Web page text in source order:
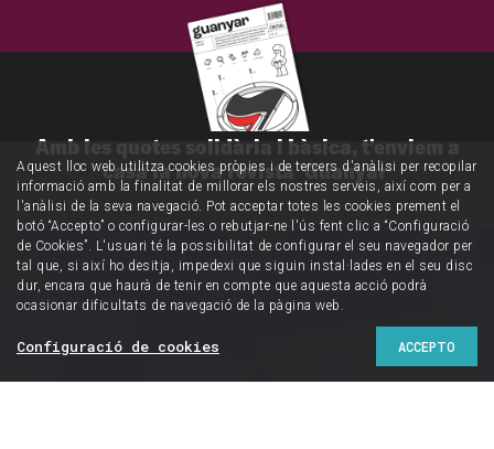
Amb les quotes solidària i bàsica, t'enviem a
casa la nova revista 'Guanyar'
Aquest lloc web utilitza cookies pròpies i de tercers d'anàlisi per recopilar
informació amb la finalitat de millorar els nostres serveis, així com per a
l'anàlisi de la seva navegació. Pot acceptar totes les cookies prement el
botó “Accepto” o configurar-les o rebutjar-ne l'ús fent clic a “Configuració
de Cookies”. L'usuari té la possibilitat de configurar el seu navegador per
tal que, si així ho desitja, impedexi que siguin instal·lades en el seu disc
dur, encara que haurà de tenir en compte que aquesta acció podrà
ocasionar dificultats de navegació de la pàgina web.
ACCEPTO
Configuració de cookies